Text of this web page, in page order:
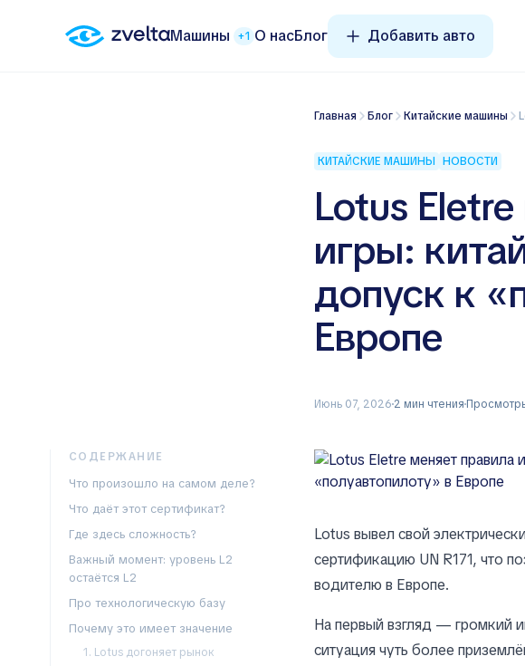
Машины +1 О насБлог Добавить авто
Главная Блог Китайские машины
КИТАЙСКИЕ МАШИНЫ НОВОСТИ
Lotus
игры:
допуск к
Европе
Июнь 07, 2026 2 мин чтения
СОДЕРЖАНИЕ
Что произошло на самом деле?
Что даёт этот сертификат?
Где здесь сложность?
Важный момент: уровень L2
остаётся L2
Про технологическую базу
Почему это имеет значение
1. Lotus догоняет рынок
Lotus вывел свой
сертификацию UN R171, что
водителю в Европе.
На первый взгляд — громкий
ситуация чуть более